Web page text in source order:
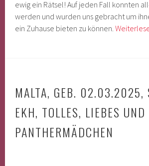
ewig ein Rätsel! Auf jeden Fall konnten
werden und wurden uns gebracht um
ein Zuhause bieten zu können.
MALTA, GEB. 02.03.2025,
EKH, TOLLES, LIEBES UND
PANTHERMÄDCHEN